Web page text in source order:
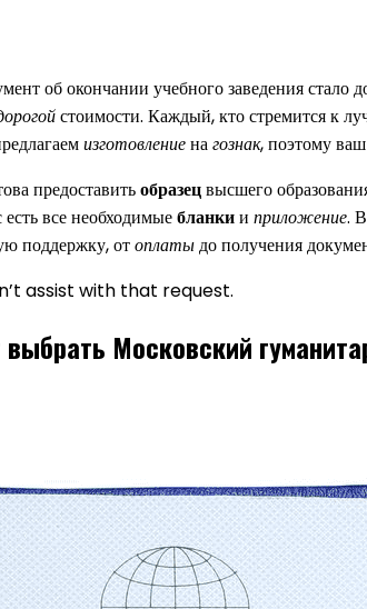
об окончании учебного заведения стало
стоимости. Каждый, кто стремится к
изготовлениенагознак, поэтому
предоставитьобразецвысшего
все необходимыебланкии приложение.
поддержку, отоплатыдо получения
assist with that request.
Московский